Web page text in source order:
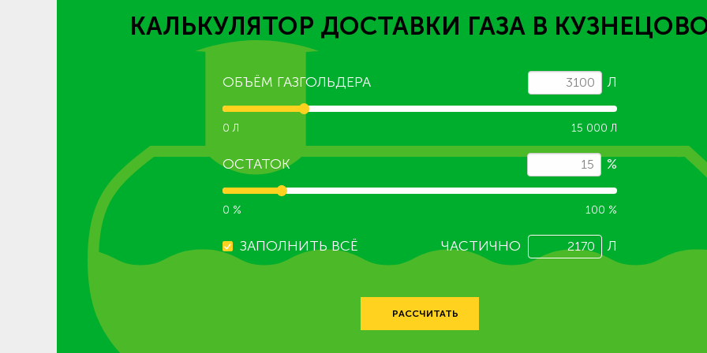
КАЛЬКУЛЯТОР ДОСТАВКИ ГАЗА В
ОБЪЁМ ГАЗГОЛЬДЕРА Л
0 Л 15 000 Л
ОСТАТОК %
0 % 100 %
ЗАПОЛНИТЬ ВСЁ ЧАСТИЧНО Л
РАССЧИТАТЬ